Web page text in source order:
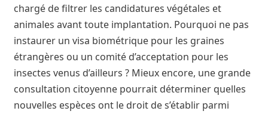
chargé de filtrer les candidatures végétales et
animales avant toute implantation. Pourquoi ne pas
instaurer un visa biométrique pour les graines
étrangères ou un comité d’acceptation pour les
insectes venus d’ailleurs ? Mieux encore, une grande
consultation citoyenne pourrait déterminer quelles
nouvelles espèces ont le droit de s’établir parmi